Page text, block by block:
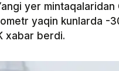
yer
yaqin kunlarda -
xabar berdi.